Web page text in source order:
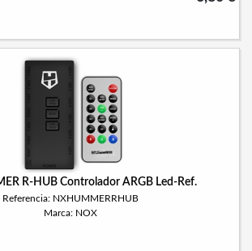
R-HUB Controlador ARGB Led-Ref.
Referencia: NXHUMMERRHUB
Marca: NOX